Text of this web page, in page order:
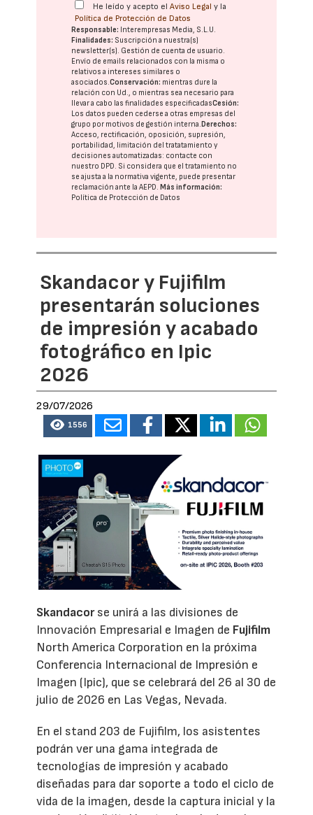
He leído y acepto elAviso Legal y la
Política de Protección de Datos
Responsable: Interempresas Media, S.L.U.
Finalidades: Suscripción a nuestra(s)
newsletter(s). Gestión de cuenta de usuario.
Envío de emails relacionados con la misma o
relativos a intereses similares o
asociados.Conservación: mientras dure la
relación con Ud., o mientras sea necesario para
llevar a cabo las finalidades especificadasCesión:
Los datos pueden cederse a otras empresas del
grupo por motivos de gestión interna.Derechos:
Acceso, rectificación, oposición, supresión,
portabilidad, limitación del tratatamiento y
decisiones automatizadas: contacte con
nuestro DPD. Si considera que el tratamiento no
se ajusta a la normativa vigente, puede presentar
reclamación ante laAEPD.Más información:
Política de Protección de Datos
Skandacor y Fujifilm
presentarán soluciones
de impresión y acabado
fotográfico en Ipic
2026
29/07/2026
1556
Skandacorse unirá a las divisiones de
Innovación Empresarial e Imagen de Fujifilm
North America Corporation en la próxima
Conferencia Internacional de Impresión e
Imagen (Ipic), que se celebrará del 26 al 30 de
julio de 2026 en Las Vegas, Nevada.
En el stand 203 de Fujifilm, los asistentes
podrán ver una gama integrada de
tecnologías de impresión y acabado
diseñadas para dar soporte a todo el ciclo de
vida de la imagen, desde la captura inicial y la